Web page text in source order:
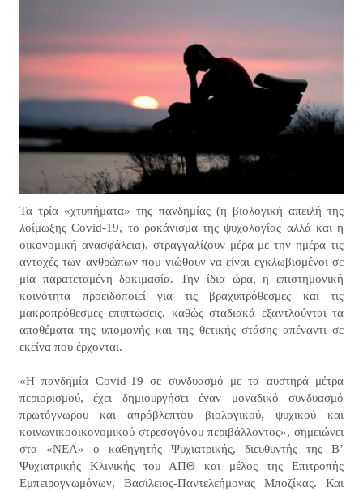
Τα τρία «χτυπήματα» της πανδημίας (η βιολογική απειλή της
λοίμωξης Covid-19, το ροκάνισμα της ψυχολογίας αλλά και η
οικονομική ανασφάλεια), στραγγαλίζουν μέρα με την ημέρα τις
αντοχές των ανθρώπων που νιώθουν να είναι εγκλωβισμένοι σε
μία παρατεταμένη δοκιμασία. Την ίδια ώρα, η επιστημονική
κοινότητα προειδοποιεί για τις βραχυπρόθεσμες και τις
μακροπρόθεσμες επιπτώσεις, καθώς σταδιακά εξαντλούνται τα
αποθέματα της υπομονής και της θετικής στάσης απέναντι σε
εκείνα που έρχονται.
«Η πανδημία Covid-19 σε συνδυασμό με τα αυστηρά μέτρα
περιορισμού, έχει δημιουργήσει έναν μοναδικό συνδυασμό
πρωτόγνωρου και απρόβλεπτου βιολογικού, ψυχικού και
κοινωνικοοικονομικού στρεσογόνου περιβάλλοντος», σημειώνει
στα «ΝΕΑ» ο καθηγητής Ψυχιατρικής, διευθυντής της Β’
Ψυχιατρικής Κλινικής του ΑΠΘ και μέλος της Επιτροπής
Εμπειρογνωμόνων, Βασίλειος-Παντελεήμονας Μποζίκας. Και